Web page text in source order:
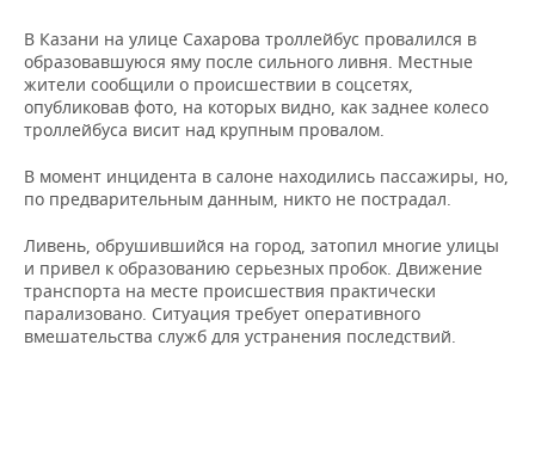
КОМУ ПРИНАДЛЕЖАТ
ТОРГОВЫЕ ЦЕНТРЫ
ТАТАРСТАНА
БЮДЖЕТ
ИНВЕСТИЦИИ
АГРОПРОМ
МАШИНОСТРОЕНИЕ
НЕФТЬ
ОПК
ЭНЕРГЕТИКА
НОВОСТИ АВТО
БИЗНЕС
НОВОСТИ БИЗНЕСА
РОЗНИЧНАЯ ТОРГОВЛЯ
ТРАНСПОРТ
УСЛУГИ
ТЕХНОЛОГИИ
НОВОСТИ ТЕХНОЛОГИЙ
IT
МЕДИА
ТЕЛЕКОММУНИКАЦИИ
МЕРОПРИЯТИЯ
НОВОСТИ МЕРОПРИЯТИЙ
ВЫЕЗДНАЯ РЕДАКЦИЯ
БИЗНЕС-БРАНЧИ
СПОРТ
НОВОСТИ СПОРТА
ОБЩЕСТВО
НОВОСТИ ОБЩЕСТВА
В Казани на улице Сахарова троллейбус провалился в
образовавшуюся яму после сильного ливня. Местные
жители сообщили о происшествии в соцсетях,
опубликовав фото, на которых видно, как заднее колесо
троллейбуса висит над крупным провалом.
В момент инцидента в салоне находились пассажиры, но,
по предварительным данным, никто не пострадал.
Ливень, обрушившийся на город, затопил многие улицы
и привел к образованию серьезных пробок. Движение
транспорта на месте происшествия практически
парализовано. Ситуация требует оперативного
вмешательства служб для устранения последствий.